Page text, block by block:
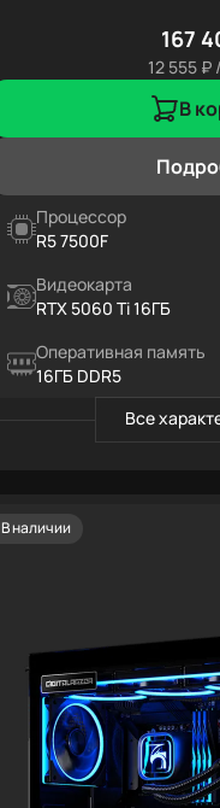
167
12 555 ₽
В
Процессор
R5 7500F
Видеокарта
RTX 5060 Ti 16ГБ
Оперативная память
16ГБ DDR5
Все
В наличии